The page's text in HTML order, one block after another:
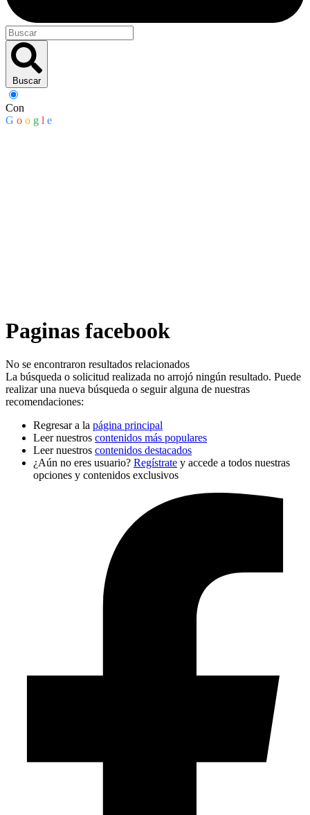
Buscar
Con
G o o g l e
Paginas facebook
No se encontraron resultados relacionados
La búsqueda o solicitud realizada no arrojó ningún resultado. Puede
realizar una nueva búsqueda o seguir alguna de nuestras
recomendaciones:
Regresar a la página principal
Leer nuestros contenidos más populares
Leer nuestros contenidos destacados
¿Aún no eres usuario? Regístrate y accede a todos nuestras
opciones y contenidos exclusivos